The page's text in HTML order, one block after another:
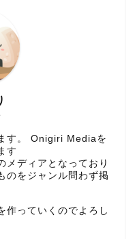
す。 Onigiri Mediaを
す
メディアとなっており
のをジャンル問わず掲
作っていくのでよろし